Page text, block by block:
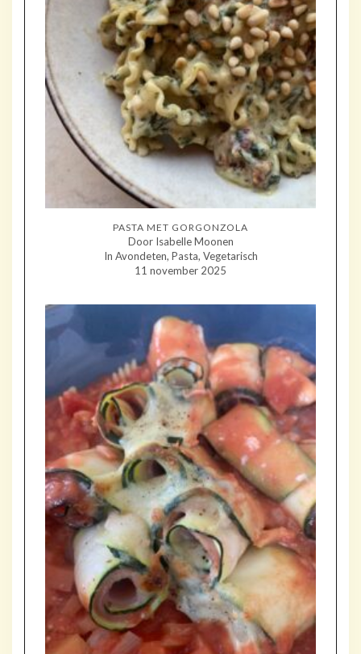
PASTA MET GORGONZOLA
Door Isabelle Moonen
In Avondeten, Pasta, Vegetarisch
11 november 2025